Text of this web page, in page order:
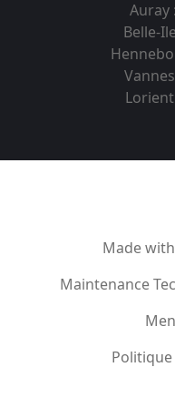
Auray
Belle-
Made with
Maintenance